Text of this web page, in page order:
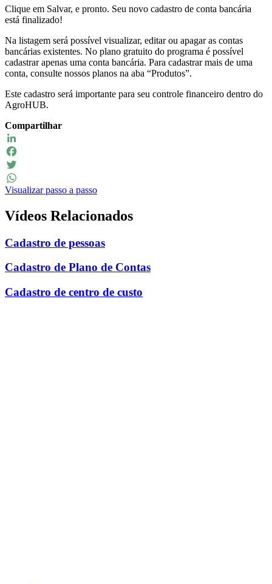
Clique em Salvar, e pronto. Seu novo cadastro de conta bancária
está finalizado!
Na listagem será possível visualizar, editar ou apagar as contas
bancárias existentes. No plano gratuito do programa é possível
cadastrar apenas uma conta bancária. Para cadastrar mais de uma
conta, consulte nossos planos na aba “Produtos”.
Este cadastro será importante para seu controle financeiro dentro do
AgroHUB.
Compartilhar
LinkedIn
Facebook
Twitter
WhatsApp
Visualizar passo a passo
Vídeos Relacionados
Cadastro de pessoas
Cadastro de Plano de Contas
Cadastro de centro de custo